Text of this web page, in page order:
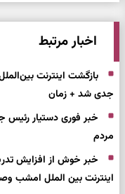
اخبار مرتبط
بازگشت اینترنت
جدی شد + زمان
خبر فوری دستیار رئیس
مردم
اینترنت بین الملل امشب